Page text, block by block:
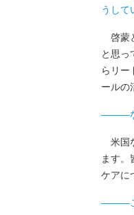
うして
啓蒙
と思っ
らリー
ールの
―――な
米国
ます
ケアに
―――こ